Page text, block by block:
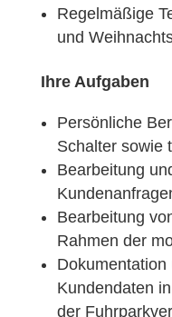
Regelmäßige
und
Ihre Aufgaben
Persönliche
Schalter sowie
Bearbeitung
Bearbeitung
Rahmen der
Dokumentation
Kundendaten
der